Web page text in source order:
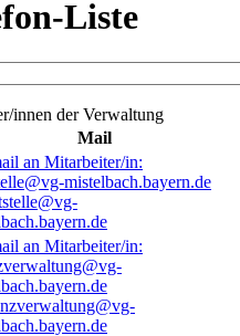
Liste
innen der Verwaltung
Mail